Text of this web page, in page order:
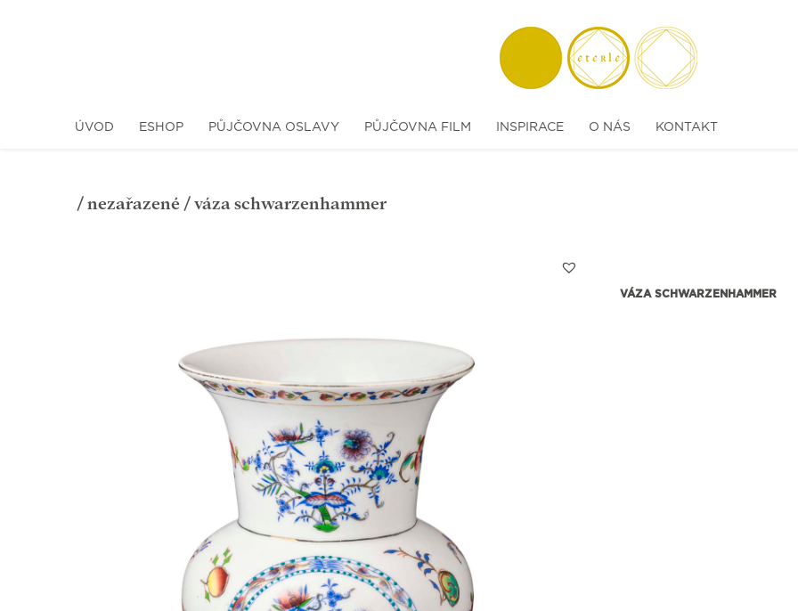
ÚVOD ESHOP PŮJČOVNA OSLAVY PŮJČOVNA FILM INSPIRACE O NÁS KONTAKT
/ nezařazené / váza schwarzenhammer
VÁZA SCHWARZENHAMMER